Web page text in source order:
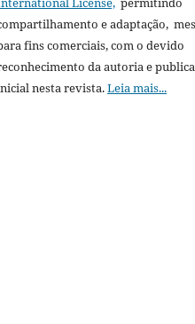
e adaptação,
fins comerciais, com o devido
da autoria e
nesta revista.Leia mais...